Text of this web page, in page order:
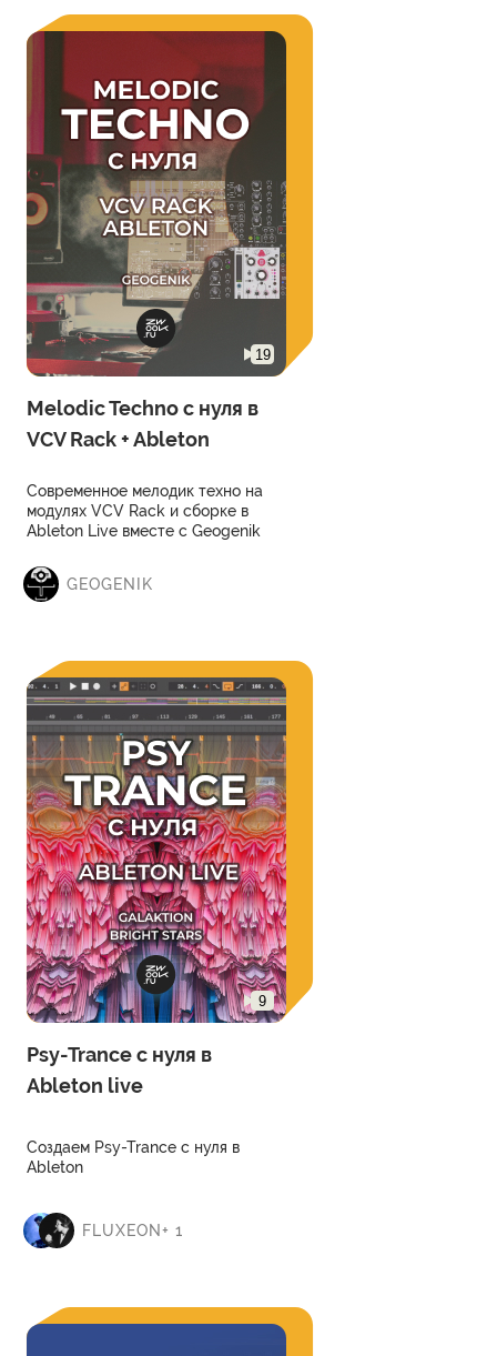
19
Melodic Techno с нуля в
VCV Rack + Ableton
Современное мелодик техно на
модулях VCV Rack и сборке в
Ableton Live вместе с Geogenik
GEOGENIK
9
Psy-Trance с нуля в
Ableton live
Создаем Psy-Trance с нуля в
Ableton
FLUXEON+ 1